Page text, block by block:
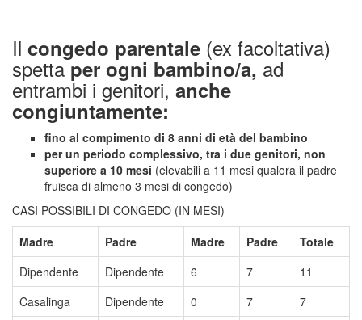
Il congedo parentale (ex facoltativa)
spettaper ogni bambino/a, ad
entrambi i genitori, anche
congiuntamente:
fino al compimento di 8 anni di età del bambino
per un periodo complessivo, tra i due genitori, non
superiore a 10 mesi (elevabili a 11 mesi qualora il padre
fruisca di almeno 3 mesi di congedo)
CASI POSSIBILI DI CONGEDO (IN MESI)
Madre
Padre Madre Padre
Totale
Dipendente
Dipendente 6 7
11
Casalinga
Dipendente 0 7
7